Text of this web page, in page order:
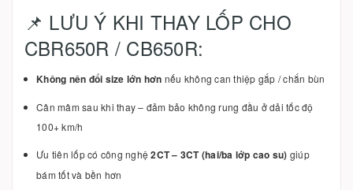
📌 LƯU Ý KHI THAY LỐP CHO
CBR650R / CB650R:
Không nên đổi size lớn hơn nếu không can thiệp gắp / chắn bùn
Cân mâm sau khi thay – đảm bảo không rung đầu ở dải tốc độ
100+ km/h
Ưu tiên lốp có công nghệ2CT – 3CT (hai/ba lớp cao su) giúp
bám tốt và bền hơn